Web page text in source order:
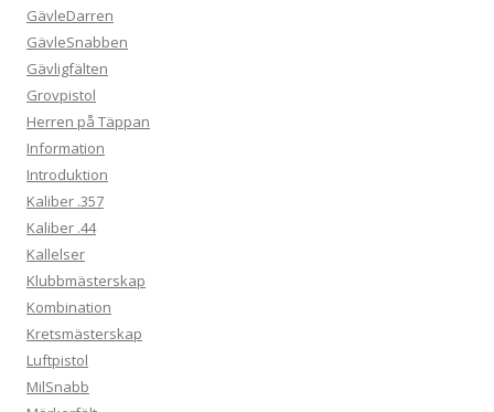
GävleDarren
GävleSnabben
Gävligfälten
Grovpistol
Herren på Täppan
Information
Introduktion
Kaliber .357
Kaliber .44
Kallelser
Klubbmästerskap
Kombination
Kretsmästerskap
Luftpistol
MilSnabb